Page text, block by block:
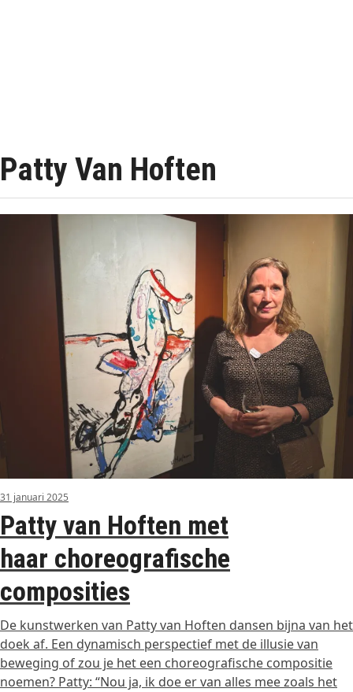
Patty Van Hoften
31 januari 2025
Patty van Hoften met
haar choreografische
composities
De kunstwerken van Patty van Hoften dansen bijna van het
doek af. Een dynamisch perspectief met de illusie van
beweging of zou je het een choreografische compositie
noemen? Patty: “Nou ja, ik doe er van alles mee zoals het